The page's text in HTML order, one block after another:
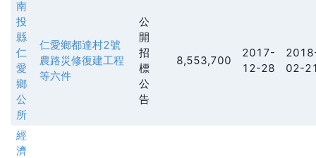
南
投
縣
仁
愛
鄉
公
所
仁愛鄉都達村2號
農路災修復建工程
等六件
公
開
招
標
公
告
8,553,700
2017-
12-28
02-
經
濟